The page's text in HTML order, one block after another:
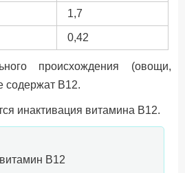
1,7
0,42
происхождения (овощи,
содержат В12.
инактивация витамина В12.
В12